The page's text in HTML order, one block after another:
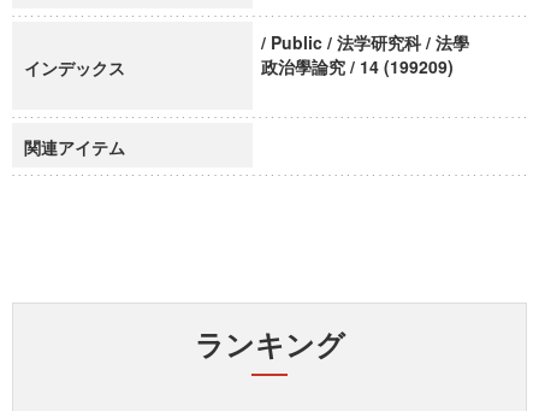
インデックス
/ Public / 法学研究科 / 法學
政治學論究 / 14 (199209)
関連アイテム
ランキング